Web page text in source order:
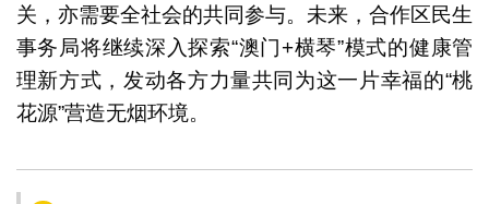
关，亦需要全社会的共同参与。未来，合作区民生
事务局将继续深入探索“澳门+横琴”模式的健康管
理新方式，发动各方力量共同为这一片幸福的“桃
花源”营造无烟环境。